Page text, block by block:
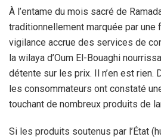
À l’entame du mois sacré de
traditionnellement marquée par une
vigilance accrue des services de
la wilaya d’Oum El-Bouaghi
détente sur les prix. Il n’en est rien.
les consommateurs ont constaté
touchant de nombreux produits de
Si les produits soutenus par l’État